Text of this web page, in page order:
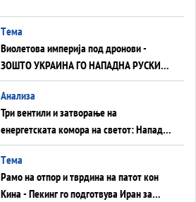
Tема
Виолетова империја под дронови -
ЗОШТО УКРАИНА ГО НАПАДНА РУСКИОТ
WILDBERRIES
Aнализа
Три вентили и затворање на
енергетската комора на светот: Нападот
во Суец најавува глобален енергетски
инфаркт?
Tема
Рамо на отпор и тврдина на патот кон
Кина - Пекинг го подготвува Иран за